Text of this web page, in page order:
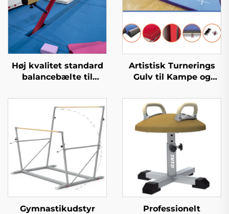
Høj kvalitet standard
balancebælte til
Artistisk Turnerings
Gulv til Kampe og
Gymnastikudstyr
Professionelt